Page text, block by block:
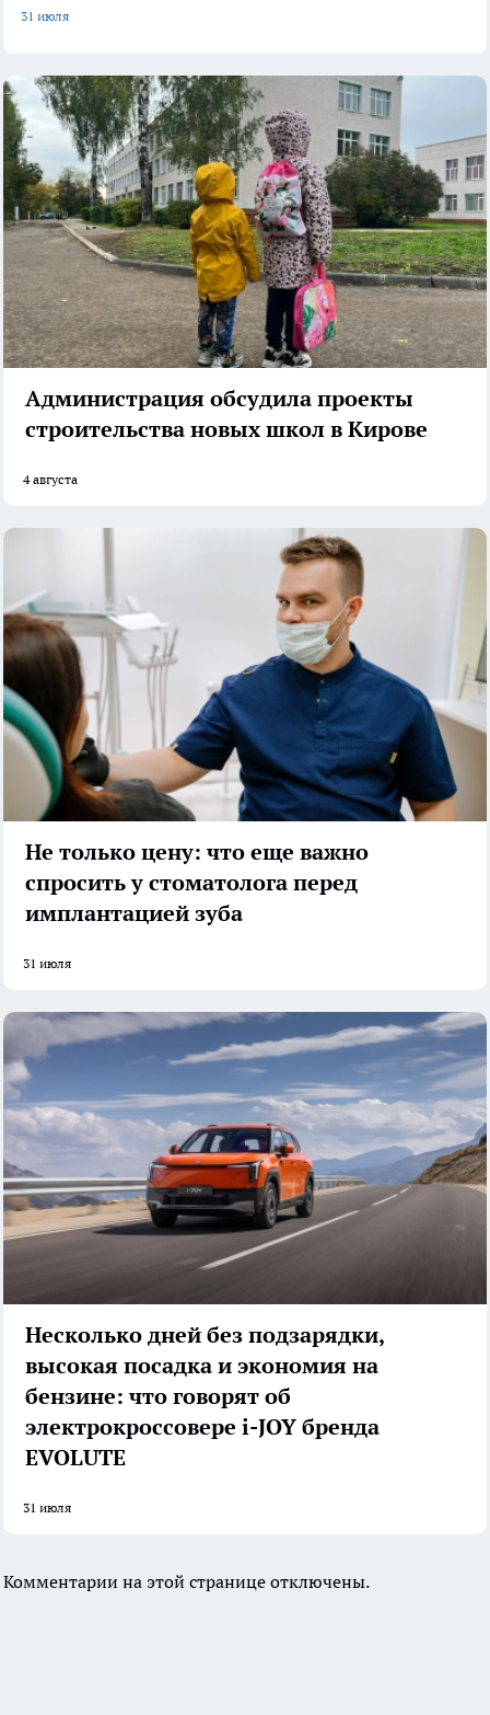
31 июля
Администрация обсудила проекты
строительства новых школ в Кирове
4 августа
Не только цену: что еще важно
спросить у стоматолога перед
имплантацией зуба
31 июля
Несколько дней без подзарядки,
высокая посадка и экономия на
бензине: что говорят об
электрокроссовере i-JOY бренда
EVOLUTE
31 июля
Комментарии на этой странице отключены.